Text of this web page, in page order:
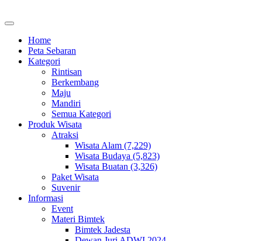
Home
Peta Sebaran
Kategori
Rintisan
Berkembang
Maju
Mandiri
Semua Kategori
Produk Wisata
Atraksi
Wisata Alam (7,229)
Wisata Budaya (5,823)
Wisata Buatan (3,326)
Paket Wisata
Suvenir
Informasi
Event
Materi Bimtek
Bimtek Jadesta